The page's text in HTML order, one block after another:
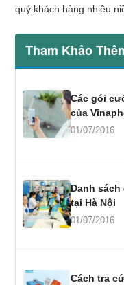
quý khách hàng nhiều
Tham Khảo
Các gói
của
01/07/2016
Danh
tại Hà Nội
01/07/2016
Cách tra